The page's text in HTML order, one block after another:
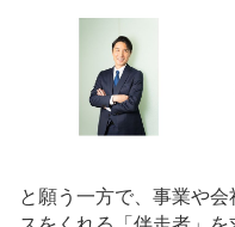
と願う一方で、事業や